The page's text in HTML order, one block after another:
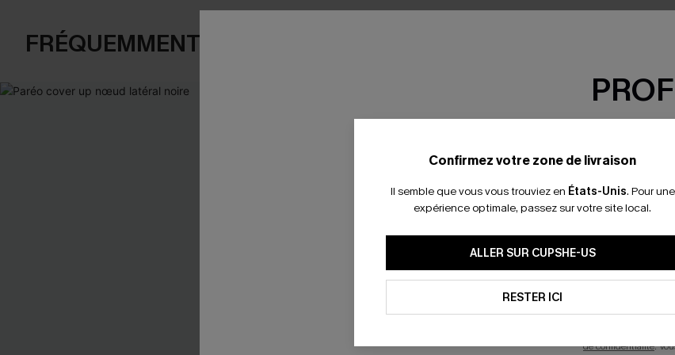
FRÉQUEMMENT ACHETÉS ENSEMBLE
Confirmez votre zone de livraison
Il semble que vous vous trouviez en États-Unis. Pour une
expérience optimale, passez sur votre site local.
ALLER SUR CUPSHE-US
RESTER ICI
-15%
*Un code par
En soumettant votre
mails marketing (y
reconnaissez avoir
pouvons utiliser les
technologies de
savoir si ceux-ci ont
personnaliser nos
produits
de confidentialité.